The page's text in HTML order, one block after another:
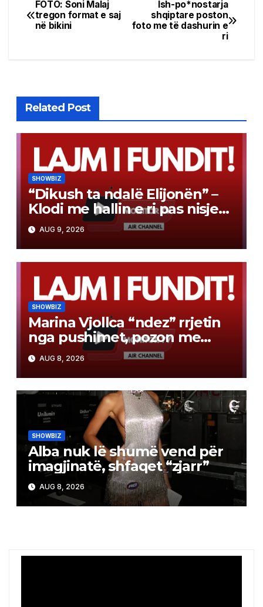
Post
navigation
Ish-po*nostarja
shqiptare poston
foto me të dashurin e
ri
FOTO: Soni Malaj
tregon format e saj
në bikini
Related Post
SHOWBIZ
“Dikush ta ndalë Elijonën” –
Klodi me hallin e ri pas nisjes
së bashkëjetesës
AUG 9, 2026
SHOWBIZ
Marina Vjollca “ndez” rrjetin
nga pushimet, pozon me
bikini pranë detit
AUG 8, 2026
SHOWBIZ
Alba nuk lë shumë vend për
imagjinatë, shfaqet “zjarr”
AUG 8, 2026